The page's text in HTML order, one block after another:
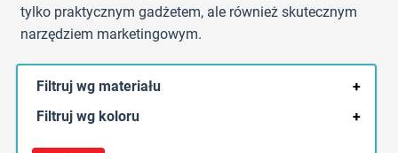
tylko praktycznym gadżetem, ale również skutecznym
narzędziem marketingowym.
Filtruj wg materiału
+
Filtruj wg koloru
+